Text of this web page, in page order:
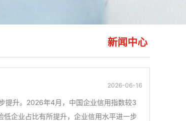
新闻中心
2026-06-16
提升。2026年4月，中国企业信用指数较3
企业占比有所提升，企业信用水平进一步